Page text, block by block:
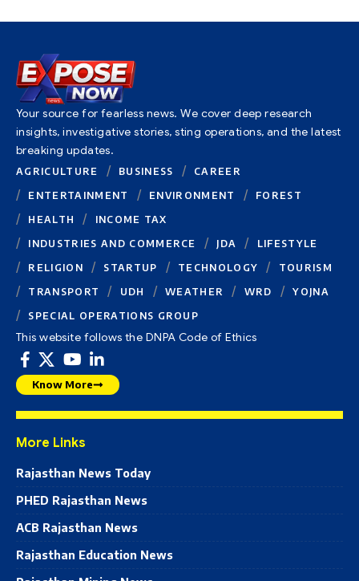
Your source for fearless news. We cover deep research
insights, investigative stories, sting operations, and the latest
breaking updates.
AGRICULTURE BUSINESS
CAREER
ENTERTAINMENT
ENVIRONMENT
FOREST
HEALTH
INCOME TAX
INDUSTRIES AND COMMERCE
JDA
LIFESTYLE
RELIGION
STARTUP TECHNOLOGY
TOURISM
TRANSPORT
UDH WEATHER WRD
YOJNA
SPECIAL OPERATIONS GROUP
This website follows the DNPA Code of Ethics
Know More
More Links
Rajasthan News Today
PHED Rajasthan News
ACB Rajasthan News
Rajasthan Education News